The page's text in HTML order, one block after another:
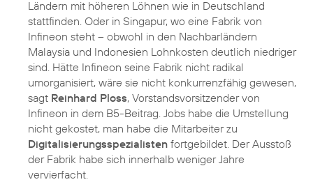
Ländern mit höheren Löhnen wie in Deutschland
stattfinden. Oder in Singapur, wo eine Fabrik von
Infineon steht – obwohl in den Nachbarländern
Malaysia und Indonesien Lohnkosten deutlich niedriger
sind. Hätte Infineon seine Fabrik nicht radikal
umorganisiert, wäre sie nicht konkurrenzfähig gewesen,
sagt Reinhard Ploss, Vorstandsvorsitzender von
Infineon in dem B5-Beitrag. Jobs habe die Umstellung
nicht gekostet, man habe die Mitarbeiter zu
Digitalisierungsspezialisten fortgebildet. Der Ausstoß
der Fabrik habe sich innerhalb weniger Jahre
vervierfacht.